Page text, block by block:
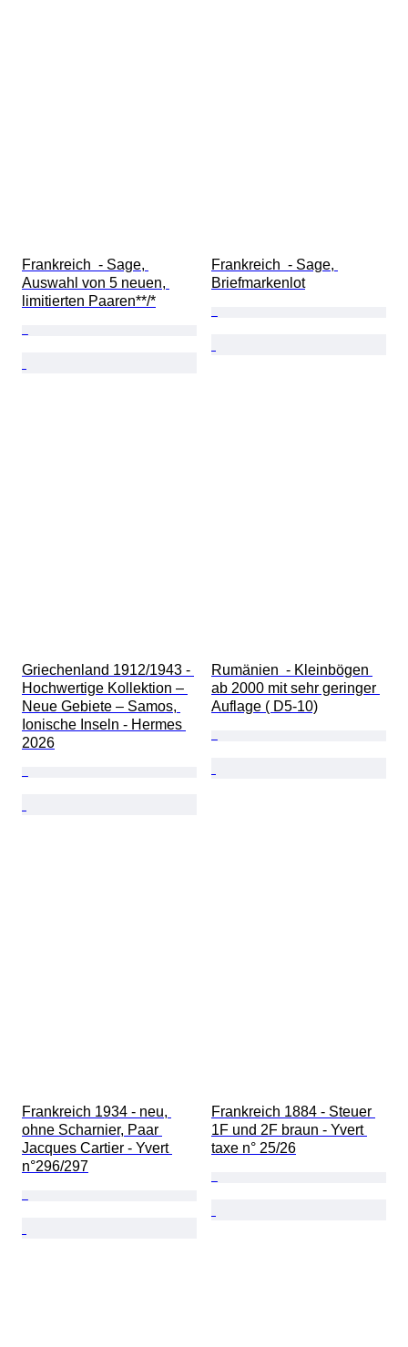
Frankreich  - Sage,
Auswahl von 5 neuen,
limitierten Paaren**/*
Frankreich  - Sage,
Briefmarkenlot
Griechenland 1912/1943 -
Hochwertige Kollektion –
Neue Gebiete – Samos,
Ionische Inseln - Hermes
2026
Rumänien  - Kleinbögen
ab 2000 mit sehr geringer
Auflage ( D5-10)
Frankreich 1934 - neu,
ohne Scharnier, Paar
Jacques Cartier - Yvert
n°296/297
Frankreich 1884 - Steuer
1F und 2F braun - Yvert
taxe n° 25/26